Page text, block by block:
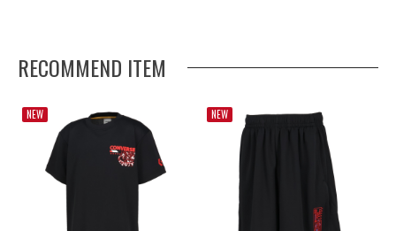
RECOMMEND ITEM
NEW NEW